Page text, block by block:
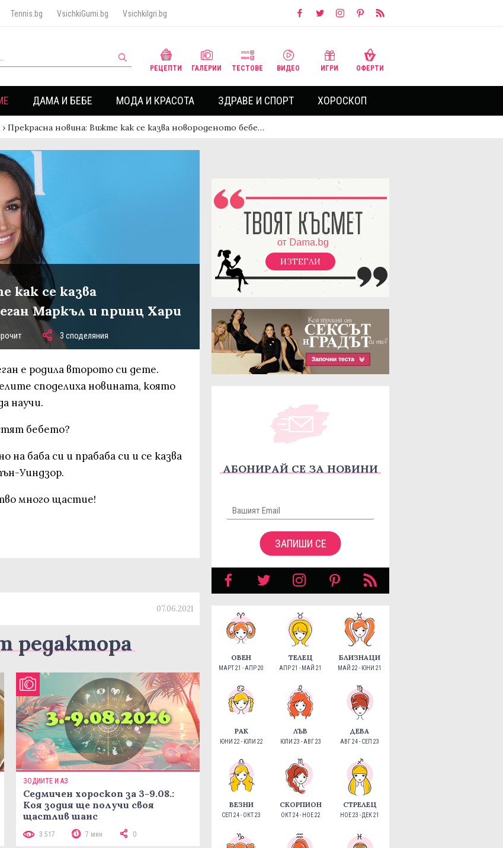
Tennis.bg VsichkiGumi.bg VsichkiIgri.bg
РЕЦЕПТИ ГАЛЕРИИ ТЕСТОВЕ ВИДЕО ИГРИ ОФЕРТИ
ДАМА И БЕБЕ МОДА И КРАСОТА ЗДРАВЕ И СПОРТ ХОРОСКОП
› Прекрасна новина: Вижте как се казва новороденото бебе…
как се казва
Маркъл и принц Хари
3 споделяния
е родила второто си дете.
споделиха новината, която
научи.
бебето?
баба си и прабаба си и се казва
Уиндзор.
много щастие!
07.06.2021
редактора
ЗОДИИТЕ И АЗ
Седмичен хороскоп за 3-9.08.:
Коя зодия ще получи своя
щастлив шанс
3 517 7 мин 0
ИЗТЕГЛИ
АБОНИРАЙ СЕ ЗА НОВИНИ
ЗАПИШИ СЕ
ОВЕН
МАРТ 21 - АПР 20
ТЕЛЕЦ
АПР 21 - МАЙ 21
БЛИЗНАЦИ
МАЙ 22 - ЮНИ 21
РАК
ЮНИ 22 - ЮЛИ 22
ЛЪВ
ЮЛИ 23 - АВГ 23
ДЕВА
АВГ 24 - СЕП 23
ВЕЗНИ
СЕП 24 - ОКТ 23
СКОРПИОН
ОКТ 24 - НОЕ 22
СТРЕЛЕЦ
НОЕ 23 - ДЕК 21